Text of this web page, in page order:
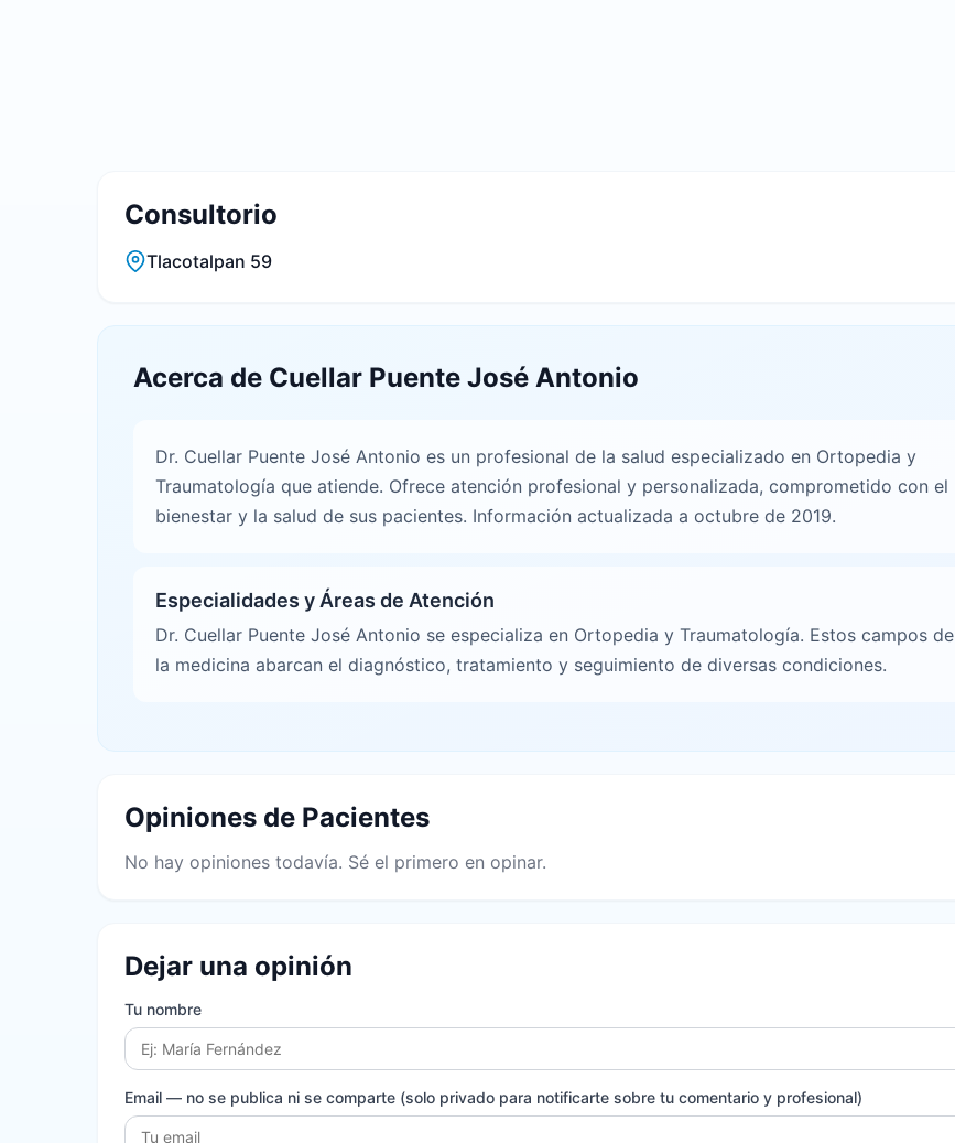
Consultorio
Tlacotalpan 59
Acerca de Cuellar Puente José Antonio
Dr. Cuellar Puente José Antonio es un profesional de la salud especializado en Ortopedia y
Traumatología que atiende. Ofrece atención profesional y personalizada, comprometido con el
bienestar y la salud de sus pacientes. Información actualizada a octubre de 2019.
Especialidades y Áreas de Atención
Dr. Cuellar Puente José Antonio se especializa en Ortopedia y Traumatología. Estos campos de
la medicina abarcan el diagnóstico, tratamiento y seguimiento de diversas condiciones.
Opiniones de Pacientes
No hay opiniones todavía. Sé el primero en opinar.
Dejar una opinión
Tu nombre
Email — no se publica ni se comparte (solo privado para notificarte sobre tu comentario y profesional)